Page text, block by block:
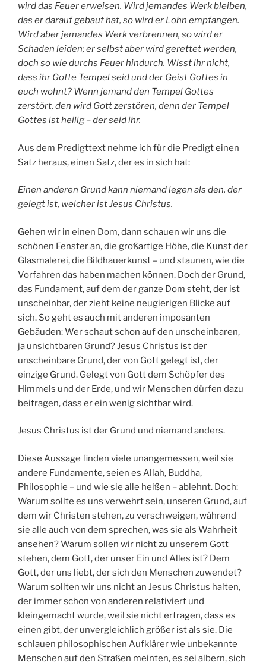
wird das Feuer erweisen. Wird jemandes Werk bleiben,
das er darauf gebaut hat, so wird er Lohn empfangen.
Wird aber jemandes Werk verbrennen, so wird er
Schaden leiden; er selbst aber wird gerettet werden,
doch so wie durchs Feuer hindurch. Wisst ihr nicht,
dass ihr Gotte Tempel seid und der Geist Gottes in
euch wohnt? Wenn jemand den Tempel Gottes
zerstört, den wird Gott zerstören, denn der Tempel
Gottes ist heilig – der seid ihr.
Aus dem Predigttext nehme ich für die Predigt einen
Satz heraus, einen Satz, der es in sich hat:
Einen anderen Grund kann niemand legen als den, der
gelegt ist, welcher ist Jesus Christus.
Gehen wir in einen Dom, dann schauen wir uns die
schönen Fenster an, die großartige Höhe, die Kunst der
Glasmalerei, die Bildhauerkunst – und staunen, wie die
Vorfahren das haben machen können. Doch der Grund,
das Fundament, auf dem der ganze Dom steht, der ist
unscheinbar, der zieht keine neugierigen Blicke auf
sich. So geht es auch mit anderen imposanten
Gebäuden: Wer schaut schon auf den unscheinbaren,
ja unsichtbaren Grund? Jesus Christus ist der
unscheinbare Grund, der von Gott gelegt ist, der
einzige Grund. Gelegt von Gott dem Schöpfer des
Himmels und der Erde, und wir Menschen dürfen dazu
beitragen, dass er ein wenig sichtbar wird.
Jesus Christus ist der Grund und niemand anders.
Diese Aussage finden viele unangemessen, weil sie
andere Fundamente, seien es Allah, Buddha,
Philosophie – und wie sie alle heißen – ablehnt. Doch:
Warum sollte es uns verwehrt sein, unseren Grund, auf
dem wir Christen stehen, zu verschweigen, während
sie alle auch von dem sprechen, was sie als Wahrheit
ansehen? Warum sollen wir nicht zu unserem Gott
stehen, dem Gott, der unser Ein und Alles ist? Dem
Gott, der uns liebt, der sich den Menschen zuwendet?
Warum sollten wir uns nicht an Jesus Christus halten,
der immer schon von anderen relativiert und
kleingemacht wurde, weil sie nicht ertragen, dass es
einen gibt, der unvergleichlich größer ist als sie. Die
schlauen philosophischen Aufklärer wie unbekannte
Menschen auf den Straßen meinten, es sei albern, sich